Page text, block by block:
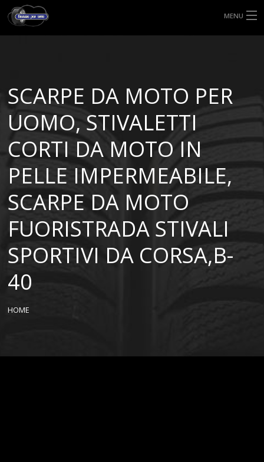
MENU
MISURE GOMME
BLOG
SHOP
SCARPE DA MOTO PER
UOMO, STIVALETTI
CORTI DA MOTO IN
PELLE IMPERMEABILE,
SCARPE DA MOTO
FUORISTRADA STIVALI
SPORTIVI DA CORSA,B-
40
HOME